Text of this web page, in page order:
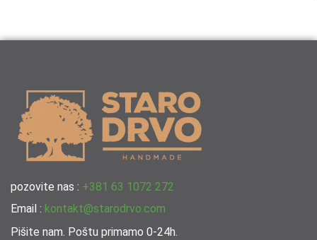
pozovite nas : +381 63 1072 272
Email : kontakt@starodrvo.com
Pišite nam. Poštu primamo 0-24h.